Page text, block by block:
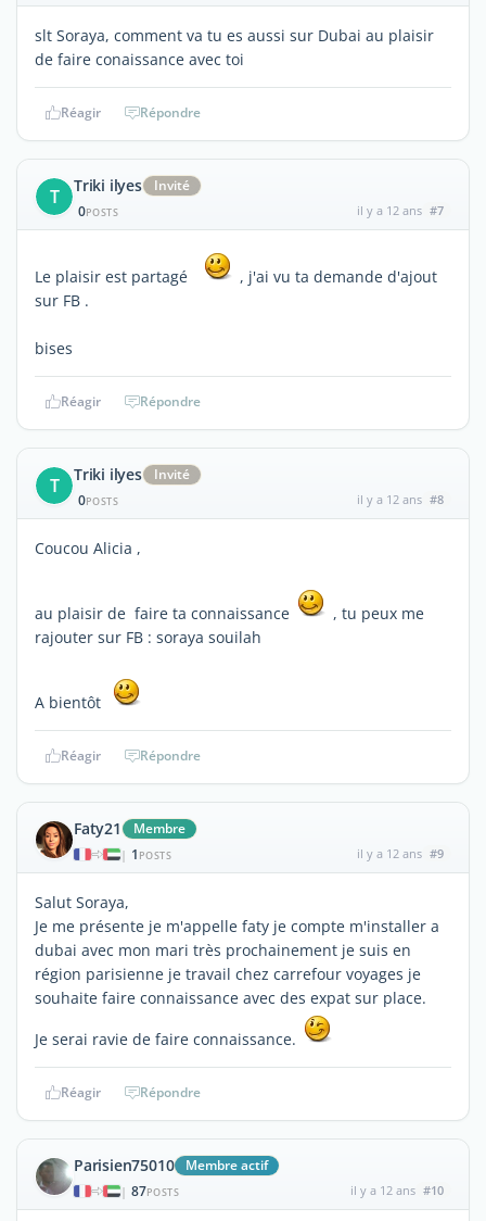
slt Soraya, comment va tu es aussi sur Dubai au plaisir
de faire conaissance avec toi
Réagir Répondre
T Triki ilyes
Invité
0POSTS il y a 12 ans #7
Le plaisir est partagé
, j'ai vu ta demande d'ajout
sur FB .
bises
Réagir Répondre
T Triki ilyes
Invité
0POSTS il y a 12 ans #8
Coucou Alicia ,
au plaisir de faire ta connaissance
, tu peux me
rajouter sur FB : soraya souilah
A bientôt
Réagir Répondre
Faty21 Membre
| 1 POSTS il y a 12 ans #9
Salut Soraya,
Je me présente je m'appelle faty je compte m'installer a
dubai avec mon mari très prochainement je suis en
région parisienne je travail chez carrefour voyages je
souhaite faire connaissance avec des expat sur place.
Je serai ravie de faire connaissance.
Réagir Répondre
Parisien75010 Membre actif
| 87POSTS il y a 12 ans #10